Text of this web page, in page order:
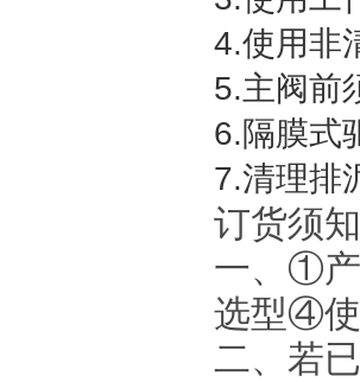
4.使用非
5.主阀前
6.隔膜式
7.清理排
订货须
一、①
选型④
二、若